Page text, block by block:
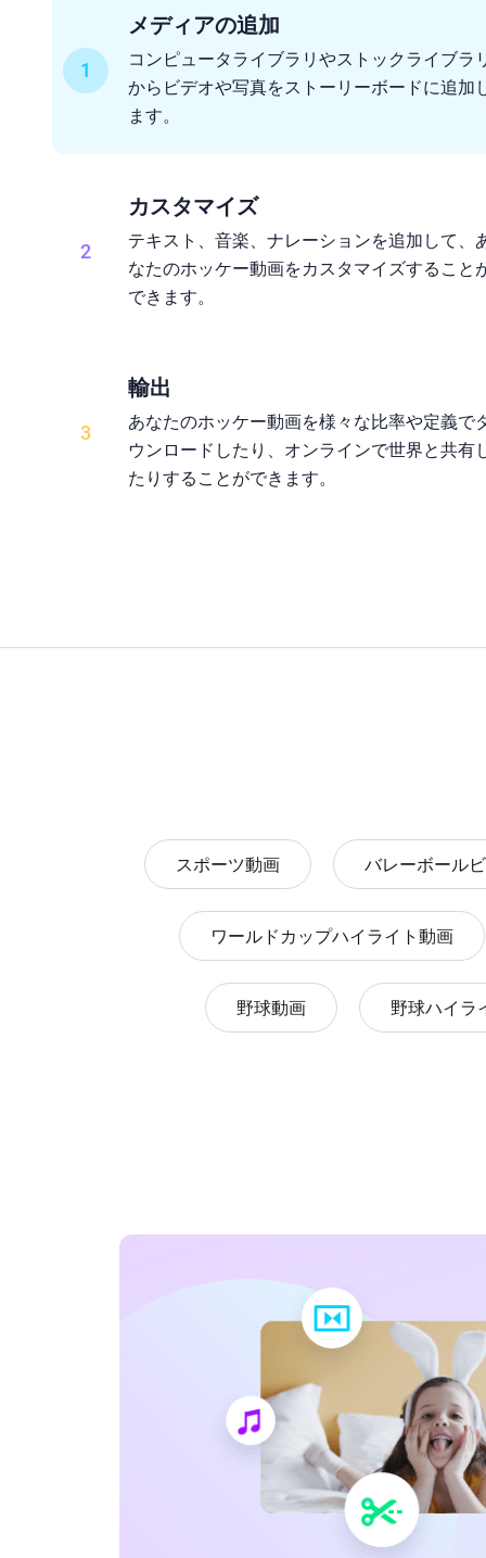
1
メディアの追加
コンピュータライブラリやストックライブラ
からビデオや写真をストーリーボードに追加
ます。
2
カスタマイズ
テキスト、音楽、ナレーションを追加して、
なたのホッケー動画をカスタマイズすること
できます。
3
輸出
あなたのホッケー動画を様々な比率や定義で
ウンロードしたり、オンラインで世界と共有
たりすることができます。
スポーツ動画 バレーボール
ワールドカップハイライト動画
野球動画 野球ハイラ